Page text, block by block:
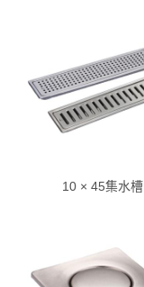
10 × 45集水槽